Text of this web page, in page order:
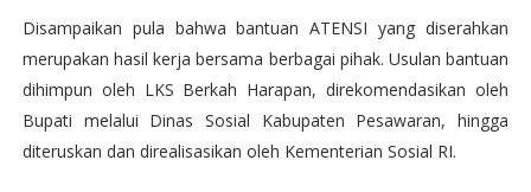
Disampaikan pula bahwa bantuan ATENSI yang diserahkan
merupakan hasil kerja bersama berbagai pihak. Usulan bantuan
dihimpun oleh LKS Berkah Harapan, direkomendasikan oleh
Bupati melalui Dinas Sosial Kabupaten Pesawaran, hingga
diteruskan dan direalisasikan oleh Kementerian Sosial RI.